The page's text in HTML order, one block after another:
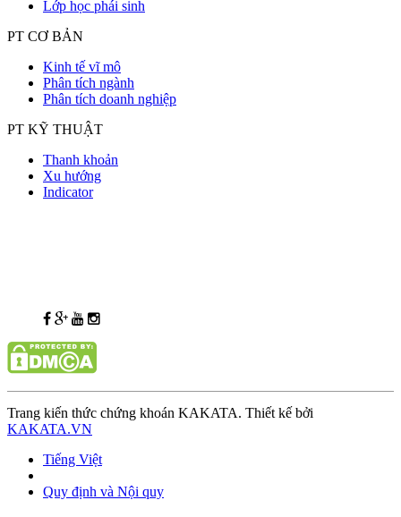
Lớp học phái sinh
PT CƠ BẢN
Kinh tế vĩ mô
Phân tích ngành
Phân tích doanh nghiệp
PT KỸ THUẬT
Thanh khoản
Xu hướng
Indicator
Trang kiến thức chứng khoán KAKATA. Thiết kế bởi
KAKATA.VN
Tiếng Việt
Quy định và Nội quy